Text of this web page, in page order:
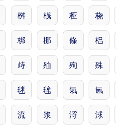
桝 桟 桠 桡
梆 梛 條 梠
歭 殈 殉 殊
毩 毪 氣 氤
流 浆 浖 浗